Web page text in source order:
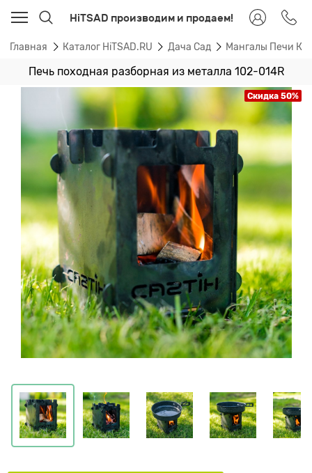
HiTSAD производим и продаем!
Главная Каталог HiTSAD.RU Дача Сад Мангалы Печи
Печь походная разборная из металла 102-014R
Скидка 50%